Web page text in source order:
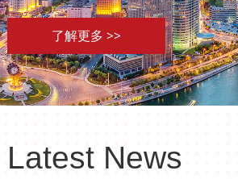
了解更多 >>
Latest News